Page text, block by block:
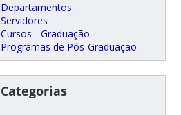
Departamentos
Servidores
Cursos - Graduação
Programas de Pós-Graduação
Categorias